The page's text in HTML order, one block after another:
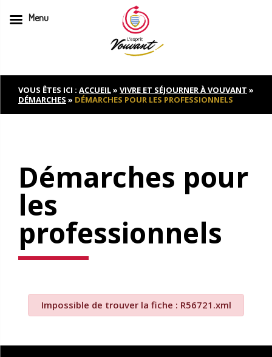
to
contentVOUS ÊTES ICI : ACCUEIL» VIVRE ET SÉJOURNER À VOUVANT »
DÉMARCHES » DÉMARCHES POUR LES PROFESSIONNELS
Démarches pour
les
professionnels
Impossible de trouver la fiche : R56721.xml
Menu